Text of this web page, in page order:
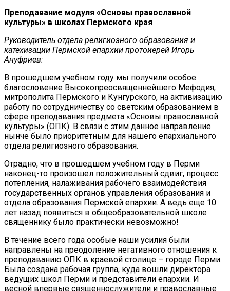
Преподавание модуля «Основы православной
культуры» в школах Пермского края
Руководитель отдела религиозного образования и
катехизации Пермской епархии протоиерей Игорь
Ануфриев:
В прошедшем учебном году мы получили особое
благословение Высокопреосвященнейшего Мефодия,
митрополита Пермского и Кунгурского, на активизацию
работу по сотрудничеству со светским образованием в
сфере преподавания предмета «Основы православной
культуры» (ОПК). В связи с этим данное направление
нынче было приоритетным для нашего епархиального
отдела религиозного образования.
Отрадно, что в прошедшем учебном году в Перми
наконец-то произошел положительный сдвиг, процесс
потепления, налаживания рабочего взаимодействия
государственных органов управления образования и
отдела образования Пермской епархии. А ведь еще 10
лет назад появиться в общеобразовательной школе
священнику было практически невозможно!
В течение всего года особые наши усилия были
направлены на преодоление негативного отношения к
преподаванию ОПК в краевой столице – городе Перми.
Была создана рабочая группа, куда вошли директора
ведущих школ Перми и представители епархии. И
весной впервые священнослужители и православные